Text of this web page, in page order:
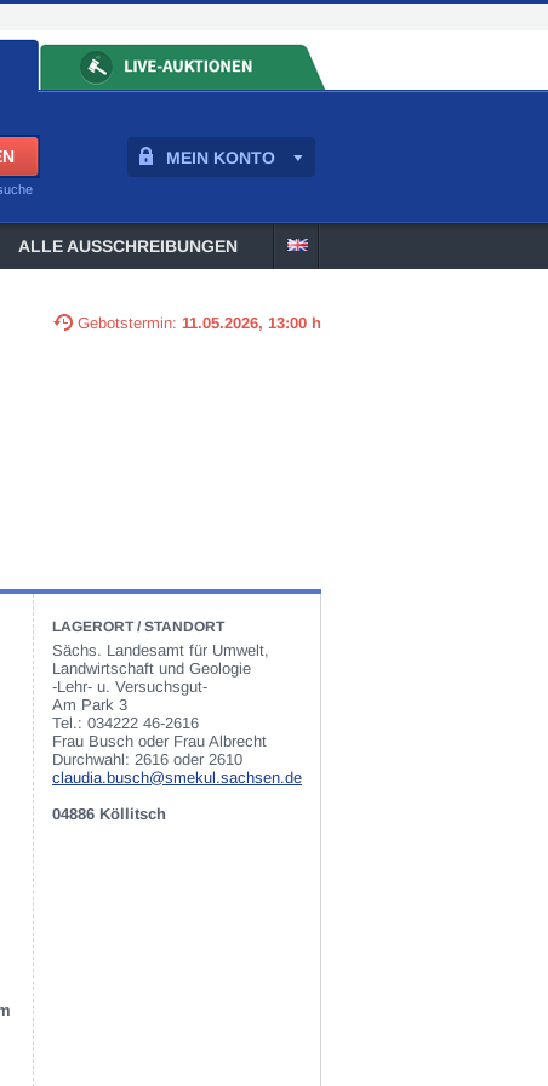
MEIN KONTO
ALLE AUSSCHREIBUNGEN
Gebotstermin: 11.05.2026, 13:00 h
LAGERORT / STANDORT
Sächs. Landesamt für Umwelt,
Landwirtschaft und Geologie
-Lehr- u. Versuchsgut-
Am Park 3
Tel.: 034222 46-2616
Frau Busch oder Frau Albrecht
Durchwahl: 2616 oder 2610
claudia.busch@smekul.sachsen.de
04886 Köllitsch